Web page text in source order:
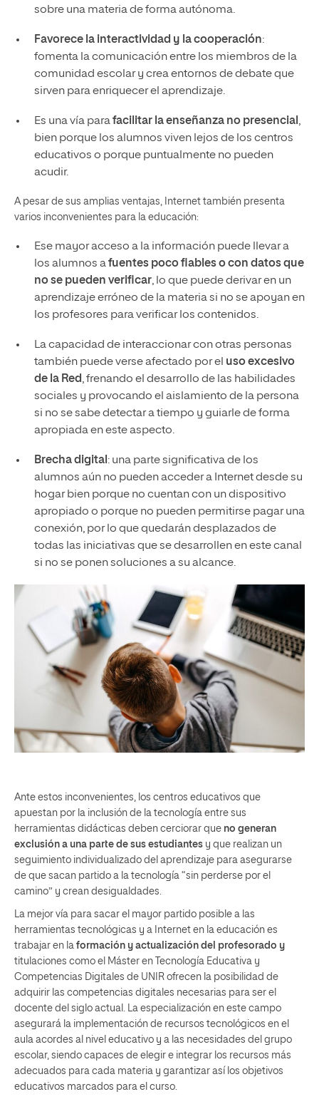
sobre una materia de forma autónoma.
Favorece la interactividad y la cooperación:
fomenta la comunicación entre los miembros de la
comunidad escolar y crea entornos de debate que
sirven para enriquecer el aprendizaje.
Es una vía parafacilitar la enseñanza no presencial ,
bien porque los alumnos viven lejos de los centros
educativos o porque puntualmente no pueden
acudir.
A pesar de sus amplias ventajas, Internet también presenta
varios inconvenientes para la educación:
Ese mayor acceso a la información puede llevar a
los alumnos afuentes poco fiables o con datos que
no se pueden verificar, lo que puede derivar en un
aprendizaje erróneo de la materia si no se apoyan en
los profesores para verificar los contenidos.
La capacidad de interaccionar con otras personas
también puede verse afectado por el uso excesivo
de la Red, frenando el desarrollo de las habilidades
sociales y provocando el aislamiento de la persona
si no se sabe detectar a tiempo y guiarle de forma
apropiada en este aspecto.
Brecha digital : una parte significativa de los
alumnos aún no pueden acceder a Internet desde su
hogar bien porque no cuentan con un dispositivo
apropiado o porque no pueden permitirse pagar una
conexión, por lo que quedarán desplazados de
todas las iniciativas que se desarrollen en este canal
si no se ponen soluciones a su alcance.
Ante estos inconvenientes, los centros educativos que
apuestan por la inclusión de la tecnología entre sus
herramientas didácticas deben cerciorar que no generan
exclusión a una parte de sus estudiantes y que realizan un
seguimiento individualizado del aprendizaje para asegurarse
de que sacan partido a la tecnología “sin perderse por el
camino” y crean desigualdades.
La mejor vía para sacar el mayor partido posible a las
herramientas tecnológicas y a Internet en la educación es
trabajar en la formación y actualización del profesorado y
titulaciones como el Máster en Tecnología Educativa y
Competencias Digitales de UNIR ofrecen la posibilidad de
adquirir las competencias digitales necesarias para ser el
docente del siglo actual.
La especialización en este campo
asegurará la implementación de recursos tecnológicos en el
aula acordes al nivel educativo y a las necesidades del grupo
escolar, siendo capaces de elegir e integrar los recursos más
adecuados para cada materia y garantizar así los objetivos
educativos marcados para el curso.